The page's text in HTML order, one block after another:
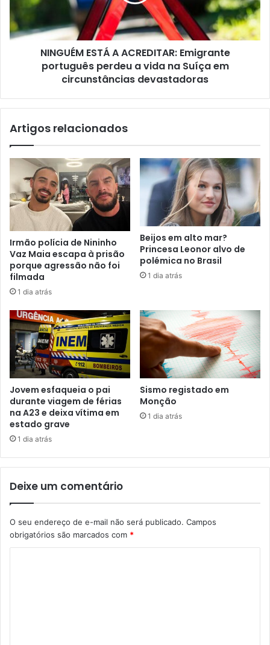
NINGUÉM ESTÁ A ACREDITAR: Emigrante
português perdeu a vida na Suíça em
circunstâncias devastadoras
Artigos relacionados
Irmão polícia de Nininho
Vaz Maia escapa à prisão
porque agressão não foi
filmada
1 dia atrás
Beijos em alto mar?
Princesa Leonor alvo de
polémica no Brasil
1 dia atrás
Jovem esfaqueia o pai
durante viagem de férias
na A23 e deixa vítima em
estado grave
1 dia atrás
Sismo registado em
Monção
1 dia atrás
Deixe um comentário
O seu endereço de e-mail não será publicado. Campos
obrigatórios são marcados com *